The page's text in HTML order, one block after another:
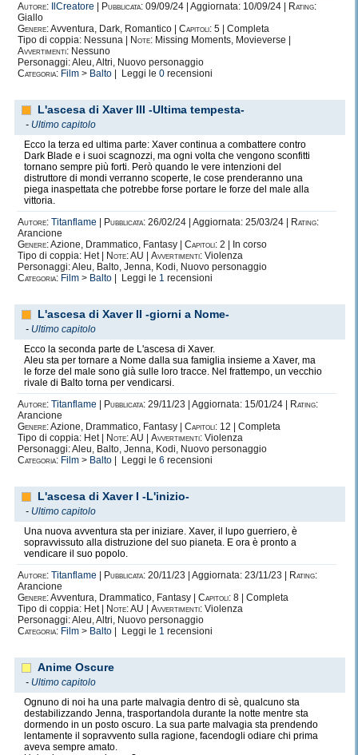
Autore:
IlCreatore Pubblicata: 09/09/24 | Aggiornata: 10/09/24 |
Rating:
Giallo
Genere:Avventura, Dark, Romantico | Capitoli: 5 | Completa
Tipo di coppia: Nessuna |
Note: Missing Moments, Movieverse |
Avvertimenti: Nessuno
Personaggi: Aleu, Altri, Nuovo personaggio
Categoria: Film > Balto | Leggi le 0 recensioni
L'ascesa di Xaver III -Ultima tempesta-
- Ultimo capitolo
Ecco la terza ed ultima parte: Xaver continua a combattere contro
Dark Blade e i suoi scagnozzi, ma ogni volta che vengono sconfitti
tornano sempre più forti. Però quando le vere intenzioni del
distruttore di mondi verranno scoperte, le cose prenderanno una
piega inaspettata che potrebbe forse portare le forze del male alla
vittoria.
Autore: Titanflame Pubblicata: 26/02/24 | Aggiornata: 25/03/24 |
Rating:
Arancione
Genere:Azione, Drammatico, Fantasy | Capitoli: 2 | In corso
Tipo di coppia: Het |
Note:AU | Avvertimenti: Violenza
Personaggi: Aleu, Balto, Jenna, Kodi, Nuovo personaggio
Categoria: Film > Balto | Leggi le 1 recensioni
L'ascesa di Xaver II -giorni a Nome-
- Ultimo capitolo
Ecco la seconda parte de L'ascesa di Xaver.
Aleu sta per tornare a Nome dalla sua famiglia insieme a Xaver, ma
le forze del male sono già sulle loro tracce. Nel frattempo, un vecchio
rivale di Balto torna per vendicarsi.
Autore: Titanflame Pubblicata: 29/11/23 | Aggiornata: 15/01/24 |
Rating:
Arancione
Genere:Azione, Drammatico, Fantasy | Capitoli: 12 | Completa
Tipo di coppia: Het |
Note:AU | Avvertimenti: Violenza
Personaggi: Aleu, Balto, Jenna, Kodi, Nuovo personaggio
Categoria: Film > Balto | Leggi le 6 recensioni
L'ascesa di Xaver I -L'inizio-
- Ultimo capitolo
Una nuova avventura sta per iniziare. Xaver, il lupo guerriero, è
sopravvissuto alla distruzione del suo pianeta. E ora è pronto a
vendicare il suo popolo.
Autore: Titanflame Pubblicata: 20/11/23 | Aggiornata: 23/11/23 |
Rating:
Arancione
Genere:Avventura, Drammatico, Fantasy | Capitoli: 8 | Completa
Tipo di coppia: Het |
Note:AU | Avvertimenti: Violenza
Personaggi: Aleu, Altri, Nuovo personaggio
Categoria: Film > Balto | Leggi le 1 recensioni
Anime Oscure
- Ultimo capitolo
Ognuno di noi ha una parte malvagia dentro di sè, qualcuno sta
destabilizzando Jenna, trasportandola durante la notte mentre sta
dormendo in un posto oscuro. La sua parte malvagia sta prendendo
lentamente il sopravvento sulla ragione, facendogli odiare chi prima
aveva sempre amato.